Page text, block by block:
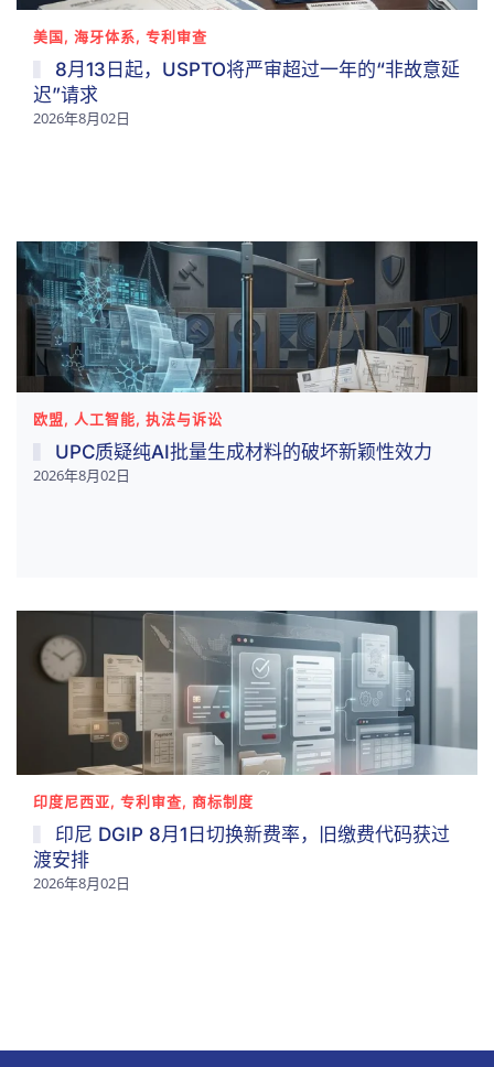
美国, 海牙体系, 专利审查
8月13日起，USPTO将严审超过一年的“非故意延
迟”请求
2026年8月02日
欧盟, 人工智能, 执法与诉讼
UPC质疑纯AI批量生成材料的破坏新颖性效力
2026年8月02日
印度尼西亚, 专利审查, 商标制度
印尼 DGIP 8月1日切换新费率，旧缴费代码获过
渡安排
2026年8月02日